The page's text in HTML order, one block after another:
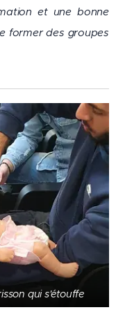
et une bonne
former des groupes
qui s'étouffe